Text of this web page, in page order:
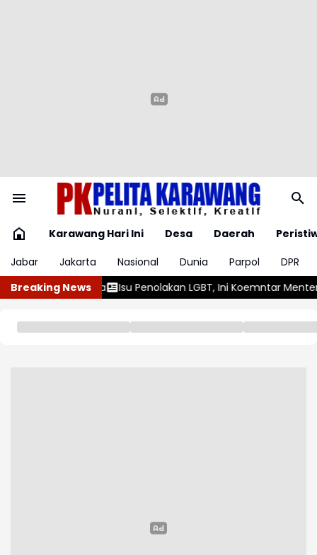
Karawang Hari Ini Desa Daerah
Jabar
Jakarta Nasional Dunia Parpol
DPR
Breaking News
LGBT, Ini Koemntar Menteri Kependudukan dan